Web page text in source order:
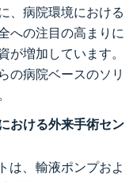
、病院環境における
への注目の高まりに
が増加しています。
の病院ベースのソリ
おける外来手術セン
は、輸液ポンプおよ